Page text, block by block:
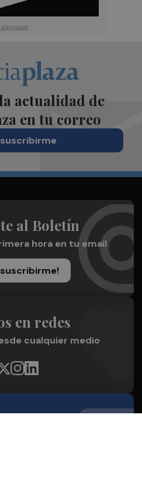
actualidad de
en tu correo
al Boletín
hora en tu email
suscribirme!
en redes
cualquier medio
Somos